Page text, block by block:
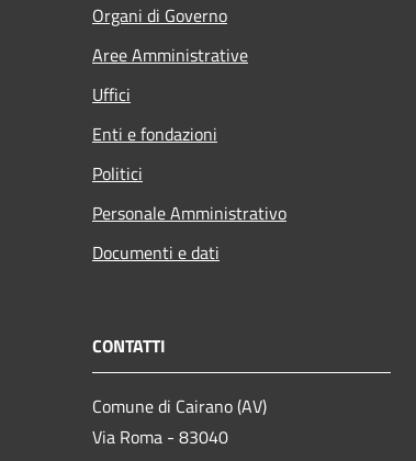
Organi di Governo
Aree Amministrative
Uffici
Enti e fondazioni
Politici
Personale Amministrativo
Documenti e dati
CONTATTI
Comune di Cairano (AV)
Via Roma - 83040